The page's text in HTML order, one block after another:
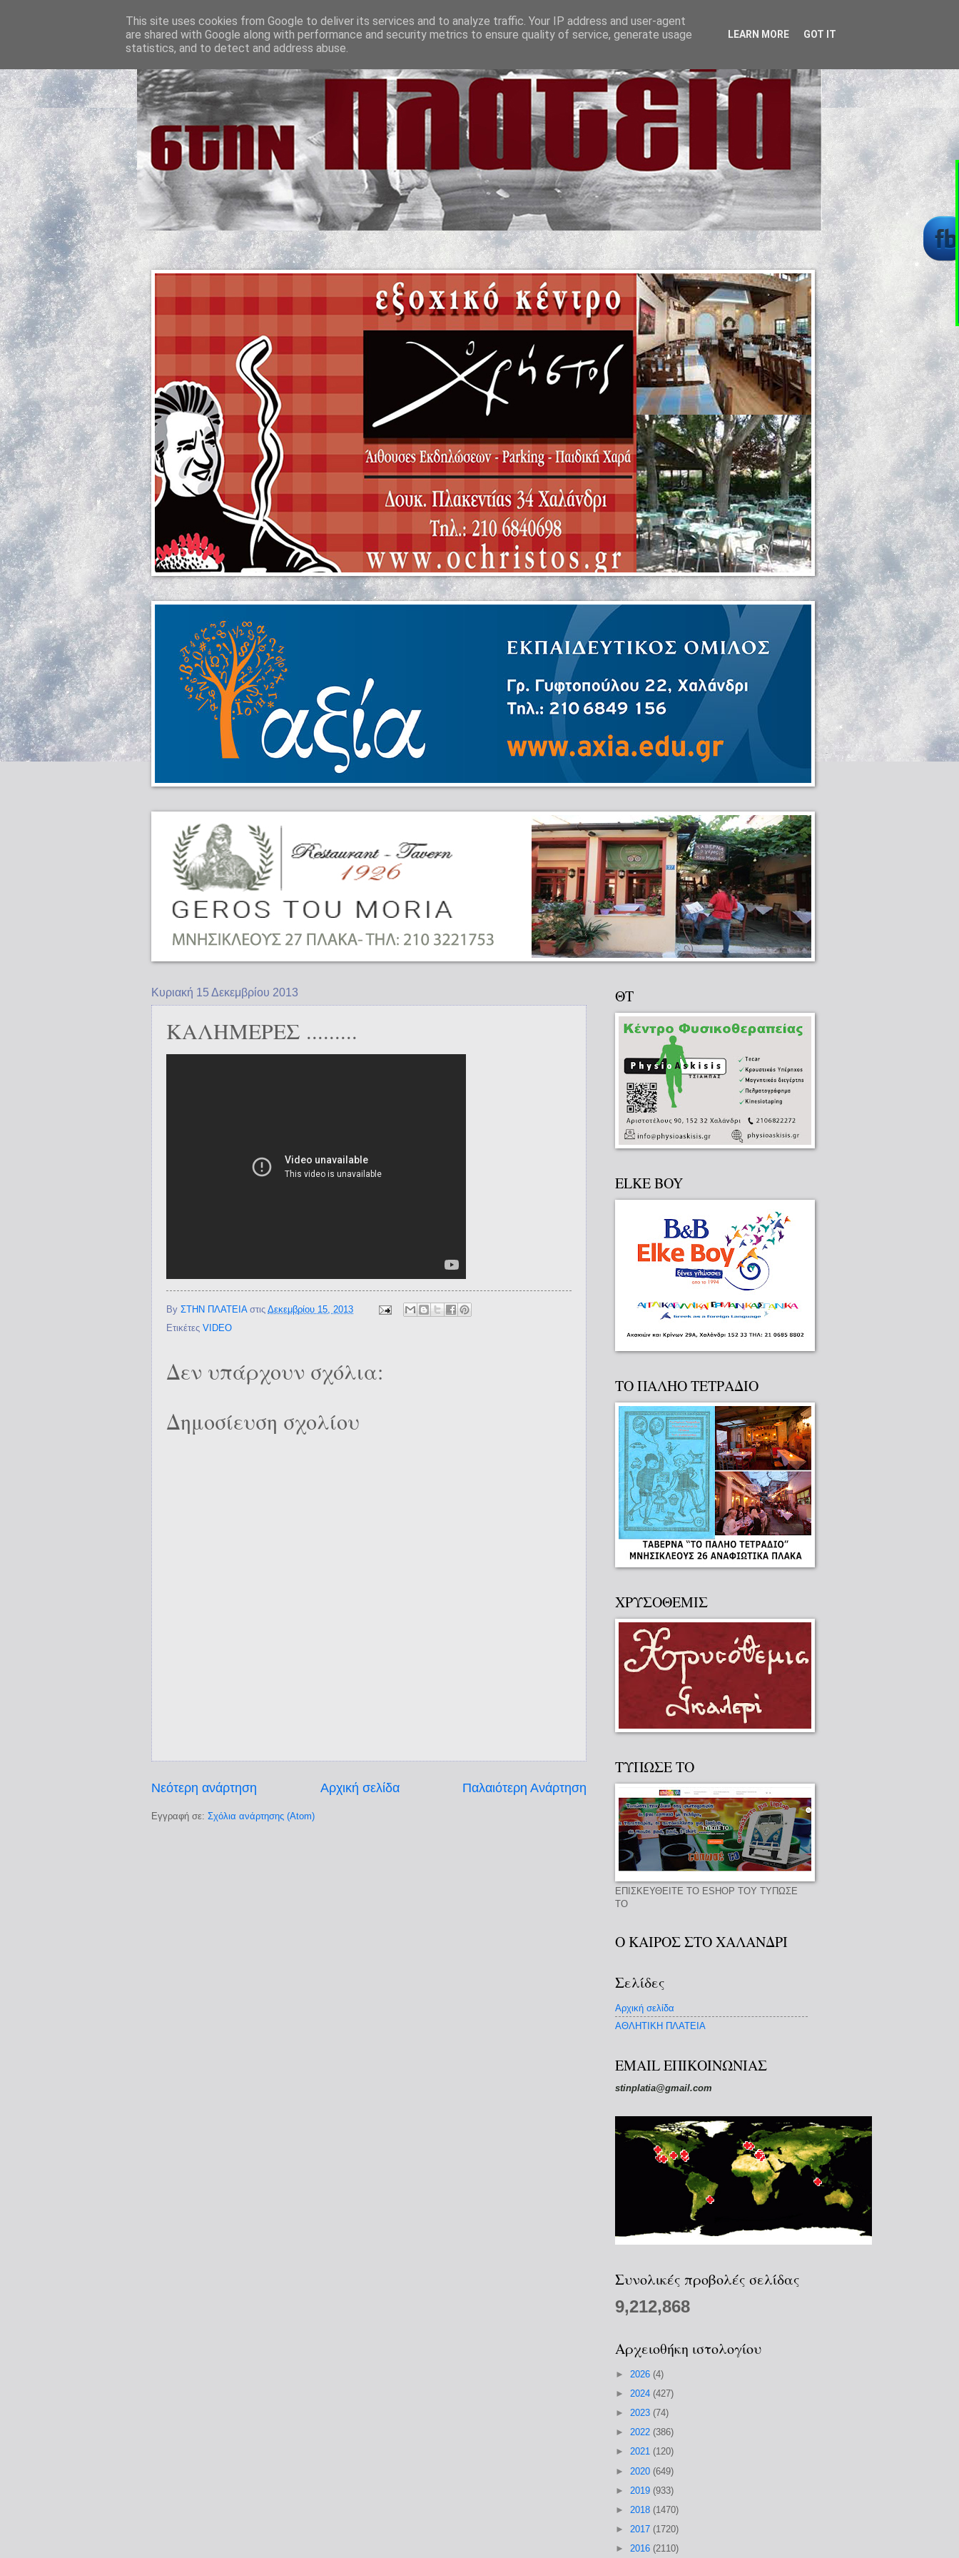
Κυριακή 15 Δεκεμβρίου 2013
ΚΑΛΗΜΕΡΕΣ .........
By ΣΤΗΝ ΠΛΑΤΕΙΑ στις Δεκεμβρίου 15, 2013
Ετικέτες VIDEO
Δεν υπάρχουν σχόλια:
Δημοσίευση σχολίου
Νεότερη ανάρτηση Παλαιότερη Ανάρτηση
Αρχική σελίδα
Εγγραφή σε: Σχόλια ανάρτησης (Atom)
ΘΤ
ELKE BOY
ΤΟ ΠΑΛΗΟ ΤΕΤΡΑΔΙΟ
ΧΡΥΣΟΘΕΜΙΣ
ΤΥΠΩΣΕ ΤΟ
ΕΠΙΣΚΕΥΘΕΙΤΕ ΤΟ ESHOP ΤΟΥ ΤΥΠΩΣΕ
ΤΟ
Ο ΚΑΙΡΟΣ ΣΤΟ ΧΑΛΑΝΔΡΙ
Σελίδες
Αρχική σελίδα
ΑΘΛΗΤΙΚΗ ΠΛΑΤΕΙΑ
EMAIL ΕΠΙΚΟΙΝΩΝΙΑΣ
stinplatia@gmail.com
Συνολικές προβολές σελίδας
9,212,868
Αρχειοθήκη ιστολογίου
► 2026 (4)
► 2024 (427)
► 2023 (74)
► 2022 (386)
► 2021 (120)
► 2020 (649)
► 2019 (933)
► 2018 (1470)
► 2017 (1720)
► 2016 (2110)
This site uses cookies from Google to deliver its services and to analyze traffic. Your IP address and user-agent
are shared with Google along with performance and security metrics to ensure quality of service, generate usage
statistics, and to detect and address abuse.
LEARN MORE GOT IT